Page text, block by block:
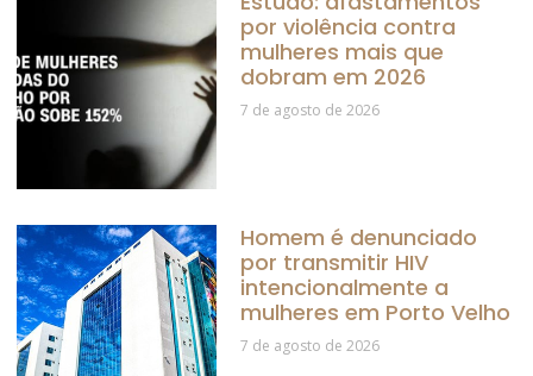
por violência contra
mulheres mais que
dobram em 2026
7 de agosto de 2026
Homem é denunciado
por transmitir HIV
intencionalmente a
mulheres em Porto Velho
7 de agosto de 2026